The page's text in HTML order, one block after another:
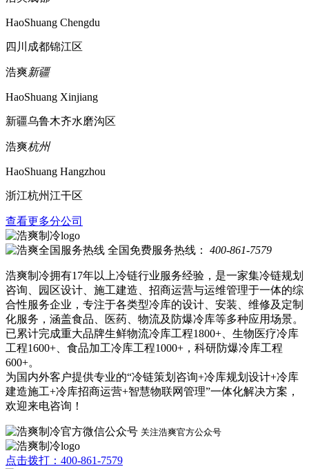
HaoShuang Chengdu
四川成都锦江区
浩爽新疆
HaoShuang Xinjiang
新疆乌鲁木齐水磨沟区
浩爽杭州
HaoShuang Hangzhou
浙江杭州江干区
查看更多分公司
全国免费服务热线： 400-861-7579
浩爽制冷拥有17年以上冷链行业服务经验，是一家集冷链规划
咨询、园区设计、施工建造、招商运营与运维管理于一体的综
合性服务企业，专注于各类型冷库的设计、安装、维修及定制
化服务，涵盖食品、医药、物流及防爆冷库等多种应用场景。
已累计完成重大品牌生鲜物流冷库工程1800+、生物医疗冷库
工程1600+、食品加工冷库工程1000+，科研防爆冷库工程
600+。
为国内外客户提供专业的“冷链策划咨询+冷库规划设计+冷库
建造施工+冷库招商运营+智慧物联网管理”一体化解决方案，
欢迎来电咨询！
关注浩爽官方公众号
点击拨打：400-861-7579